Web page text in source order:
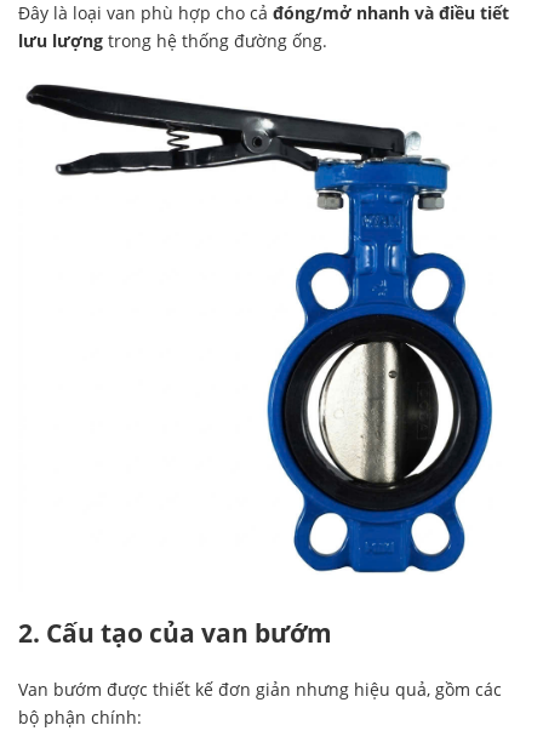
Đây là loại van phù hợp cho cả đóng/mở nhanh và điều tiết
lưu lượng trong hệ thống đường ống.
2. Cấu tạo của van bướm
Van bướm được thiết kế đơn giản nhưng hiệu quả, gồm các
bộ phận chính: